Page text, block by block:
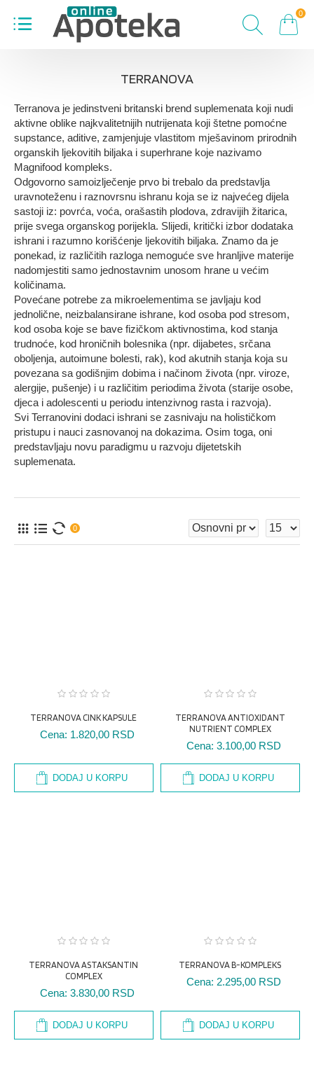
0
TERRANOVA
Terranova je jedinstveni britanski brend suplemenata koji nudi
aktivne oblike najkvalitetnijih nutrijenata koji štetne pomoćne
supstance, aditive, zamjenjuje vlastitom mješavinom prirodnih
organskih ljekovitih biljaka i superhrane koje nazivamo
Magnifood kompleks.
Odgovorno samoizlječenje prvo bi trebalo da predstavlja
uravnoteženu i raznovrsnu ishranu koja se iz najvećeg dijela
sastoji iz: povrća, voća, orašastih plodova, zdravijih žitarica,
prije svega organskog porijekla. Slijedi, kritički izbor dodataka
ishrani i razumno korišćenje ljekovitih biljaka. Znamo da je
ponekad, iz različitih razloga nemoguće sve hranljive materije
nadomjestiti samo jednostavnim unosom hrane u većim
količinama.
Povećane potrebe za mikroelementima se javljaju kod
jednolične, neizbalansirane ishrane, kod osoba pod stresom,
kod osoba koje se bave fizičkom aktivnostima, kod stanja
trudnoće, kod hroničnih bolesnika (npr. dijabetes, srčana
oboljenja, autoimune bolesti, rak), kod akutnih stanja koja su
povezana sa godišnjim dobima i načinom života (npr. viroze,
alergije, pušenje) i u različitim periodima života (starije osobe,
djeca i adolescenti u periodu intenzivnog rasta i razvoja).
Svi Terranovini dodaci ishrani se zasnivaju na holističkom
pristupu i nauci zasnovanoj na dokazima. Osim toga, oni
predstavljaju novu paradigmu u razvoju dijetetskih
suplemenata.
0
TERRANOVA CINK KAPSULE
Cena: 1.820,00 RSD
DODAJ U KORPU
TERRANOVA ANTIOXIDANT
NUTRIENT COMPLEX
Cena: 3.100,00 RSD
DODAJ U KORPU
TERRANOVA ASTAKSANTIN
COMPLEX
Cena: 3.830,00 RSD
DODAJ U KORPU
TERRANOVA B-KOMPLEKS
Cena: 2.295,00 RSD
DODAJ U KORPU